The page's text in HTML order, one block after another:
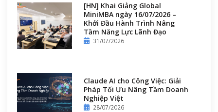
[HN] Khai Giảng Global
MiniMBA ngày 16/07/2026 –
Khởi Đầu Hành Trình Nâng
Tầm Năng Lực Lãnh Đạo
31/07/2026
Claude AI cho Công Việc: Giải
Pháp Tối Ưu Nâng Tầm Doanh
Nghiệp Việt
28/07/2026